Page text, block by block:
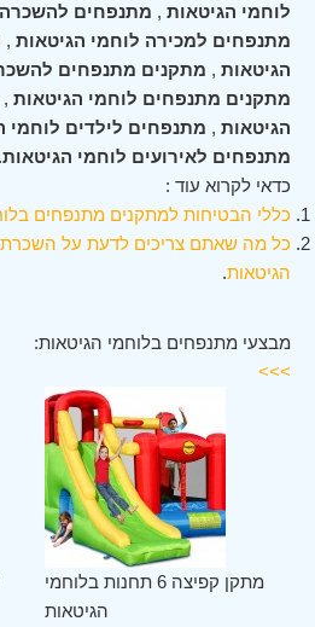
לוחמי הגיטאות , מתנפחים להשכרה
מתנפחים למכירה לוחמי הגיטאות ,
הגיטאות , מתקנים מתנפחים
מתקנים מתנפחים לוחמי הגיטאות ,
הגיטאות , מתנפחים לילדים לוחמי
מתנפחים לאירועים לוחמי הגיטאות.
כדאי לקרוא עוד :
כללי הבטיחות למתקנים מתנפחים
כל מה שאתם צריכים לדעת על השכרת
הגיטאות.
מבצעי מתנפחים בלוחמי הגיטאות:
>>>
מתקן קפיצה 6 תחנות בלוחמי
הגיטאות